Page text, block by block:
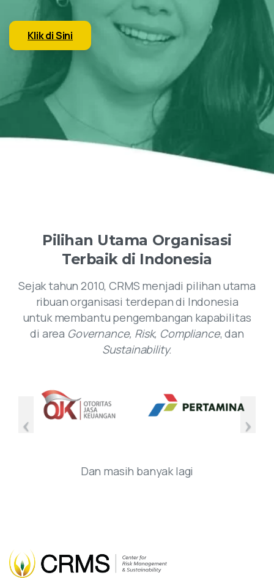
Klik di Sini
Pilihan Utama Organisasi
Terbaik di Indonesia
Sejak tahun 2010, CRMS menjadi pilihan utama
ribuan organisasi terdepan di Indonesia
untuk membantu pengembangan kapabilitas
di area Governance, Risk, Compliance, dan
Sustainability.
Dan masih banyak lagi